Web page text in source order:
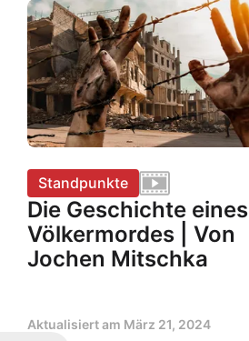
Standpunkte
Die Geschichte eines
Völkermordes | Von
Jochen Mitschka
Aktualisiert am März 21, 2024